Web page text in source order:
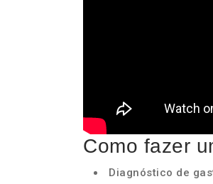
Como fazer
Diagnóstico de